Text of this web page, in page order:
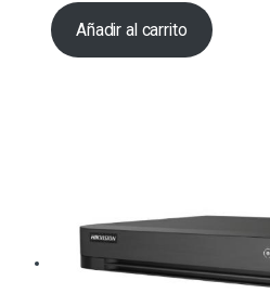
Añadir al carrito